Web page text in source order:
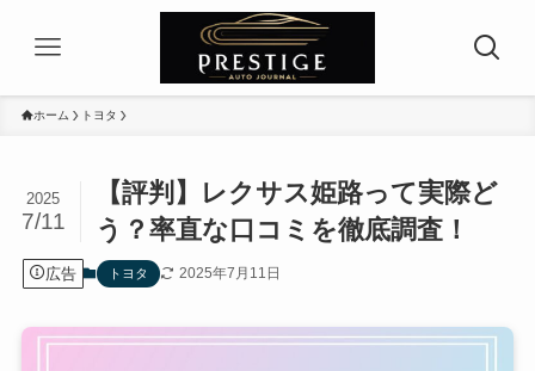
ホーム トヨタ
【評判】レクサス姫路って実際ど
う？率直な口コミを徹底調査！
2025
7/11
広告 トヨタ 2025年7月11日